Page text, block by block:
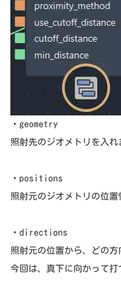
・geometry
照射先のジオメトリを入れ
・positions
照射元のジオメトリの位置
・directions
照射元の位置から、どの方
今回は、真下に向かって打